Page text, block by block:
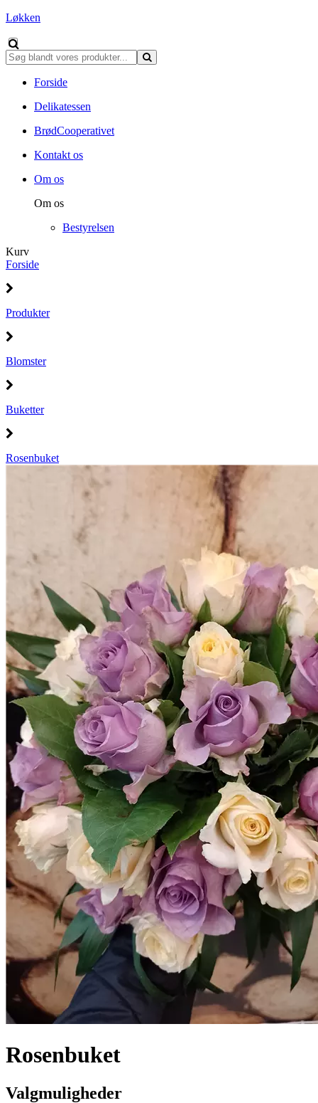
Løkken
Forside
Delikatessen
BrødCooperativet
Kontakt os
Om os
Om os
Bestyrelsen
Kurv
Forside
Produkter
Blomster
Buketter
Rosenbuket
Rosenbuket
Valgmuligheder